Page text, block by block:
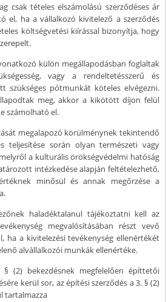
csak tételes elszámolású szerződéses ár
el, ha a vállalkozó kivitelező a szerződés
költségvetési kiírással bizonyítja, hogy
külön megállapodásban foglaltak
vagy a rendeltetésszerű és
szükséges pótmunkát köteles elvégezni.
meg, akkor a kikötött díjon felül
számolható el.
megalapozó körülménynek tekintendő
teljesítése során olyan természeti vagy
a kulturális örökségvédelmi hatóság
intézkedése alapján feltételezhető,
minősül és annak megőrzése a
haladéktalanul tájékoztatni kell az
megvalósításában részt vevő
ha a kivitelezési tevékenység ellenértékét
alvállalkozói munkák ellenértéke.
(2) bekezdésnek megfelelően építtetői
kerül sor, az építési szerződés a 3. § (2)
tartalmazza